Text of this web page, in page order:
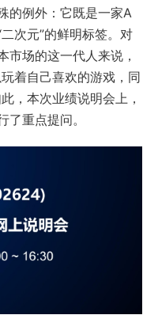
的例外：它既是一家A
次元”的鲜明标签。对
市场的这一代人来说，
着自己喜欢的游戏，同
，本次业绩说明会上，
重点提问。